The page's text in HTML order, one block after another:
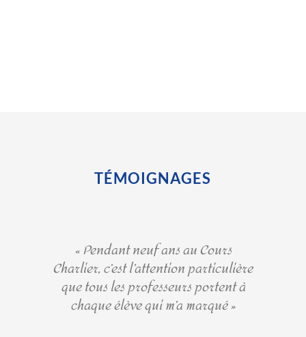
TÉMOIGNAGES
« Pendant neuf ans au Cours
Charlier, c’est l’attention particulière
que tous les professeurs portent à
chaque élève qui m’a marqué »